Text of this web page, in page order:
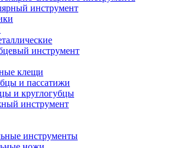
инструмент
инструмент
клещи
и пассатижи
и круглогубцы
инструмент
инструменты